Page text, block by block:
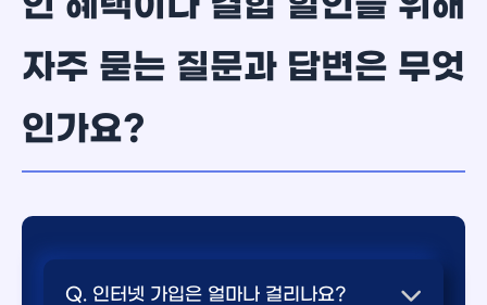
자주 묻는 질문과 답변은 무엇
인가요?
Q. 인터넷 가입은 얼마나 걸리나요?